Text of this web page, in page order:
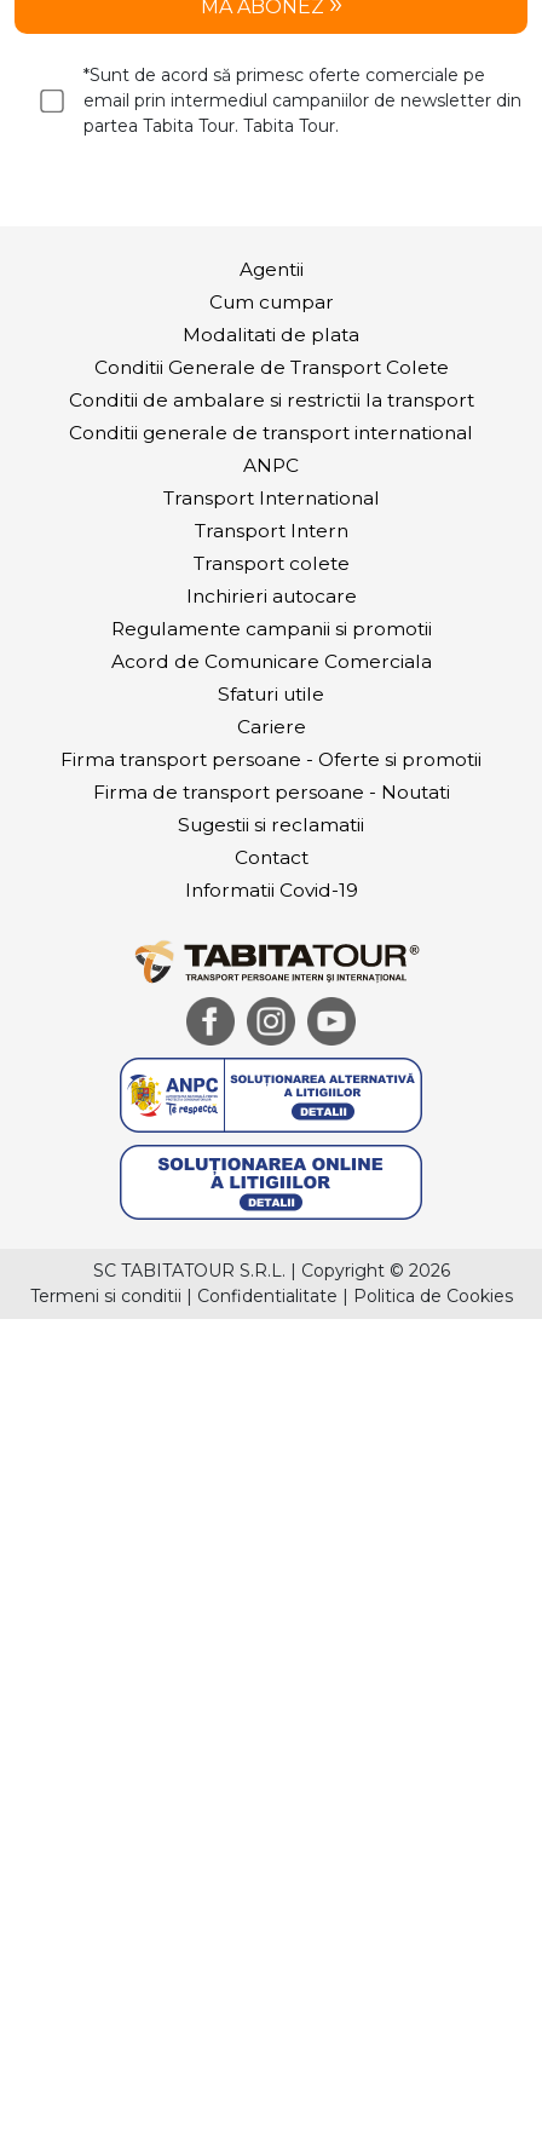
MA ABONEZ
*Sunt de acord să primesc oferte comerciale pe
email prin intermediul campaniilor de newsletter din
partea Tabita Tour. Tabita Tour.
Agentii
Cum cumpar
Modalitati de plata
Conditii Generale de Transport Colete
Conditii de ambalare si restrictii la transport
Conditii generale de transport international
ANPC
Transport International
Transport Intern
Transport colete
Inchirieri autocare
Regulamente campanii si promotii
Acord de Comunicare Comerciala
Sfaturi utile
Cariere
Firma transport persoane - Oferte si promotii
Firma de transport persoane - Noutati
Sugestii si reclamatii
Contact
Informatii Covid-19
SC TABITATOUR S.R.L. | Copyright © 2026
Termeni si conditii | Confidentialitate | Politica de Cookies